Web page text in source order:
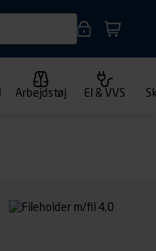
Arbejdstøj El & VVS